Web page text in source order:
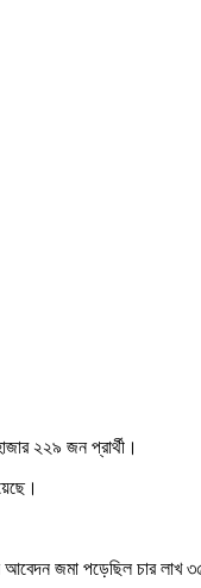
২২৯ জন প্রার্থী।
আবেদন জমা পড়েছিল চার লাখ